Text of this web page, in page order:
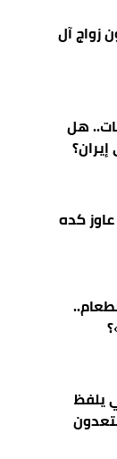
زواج آل
هل
كده
يلفظ